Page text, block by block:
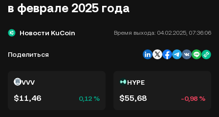
в феврале 2025 года
Новости KuCoin Время выхода: 04.02.2025, 07:36:06
Поделиться
VVV
$11,46 0,12 %
HYPE
$55,68 -0,98 %